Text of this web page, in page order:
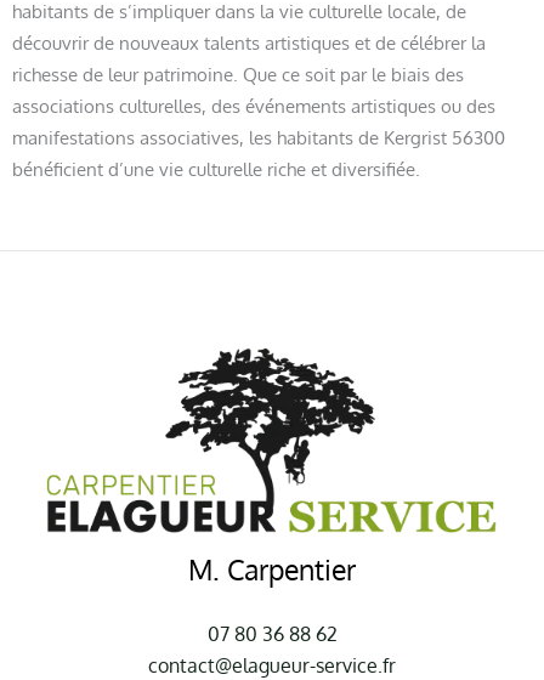
habitants de s’impliquer dans la vie culturelle locale, de
découvrir de nouveaux talents artistiques et de célébrer la
richesse de leur patrimoine. Que ce soit par le biais des
associations culturelles, des événements artistiques ou des
manifestations associatives, les habitants de Kergrist 56300
bénéficient d’une vie culturelle riche et diversifiée.
M. Carpentier
07 80 36 88 62
contact@elagueur-service.fr